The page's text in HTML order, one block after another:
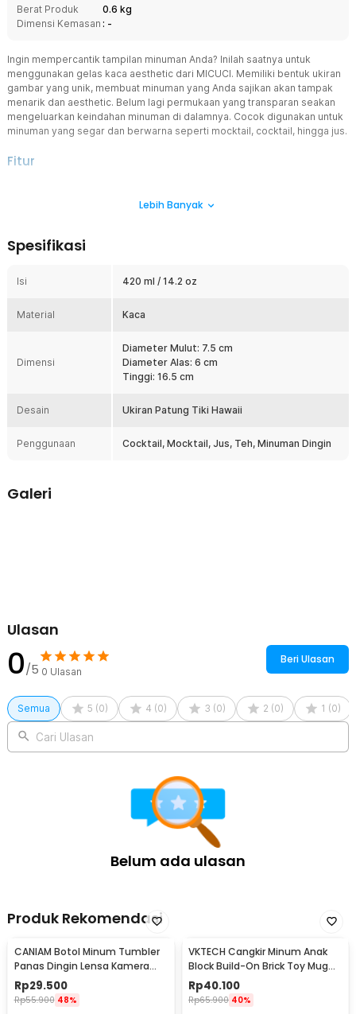
Berat Produk
0.6 kg
Dimensi Kemasan : -
Ingin mempercantik tampilan minuman Anda? Inilah saatnya untuk
menggunakan gelas kaca aesthetic dari MICUCI. Memiliki bentuk ukiran
gambar yang unik, membuat minuman yang Anda sajikan akan tampak
menarik dan aesthetic. Belum lagi permukaan yang transparan seakan
mengeluarkan keindahan minuman di dalamnya. Cocok digunakan untuk
minuman yang segar dan berwarna seperti mocktail, cocktail, hingga jus.
Fitur
Butuh gelas yang unik dan aesthetic untuk menikmati minuman
seperti pahatan patung tiki. Bentuknya yang unik ini menjadi nilai
Kaca Jernih Tampak Elegan
menonjolkan keindahan minuman di dalamnya sehingga cocok
bisa dengan mudah memeriksa kapasitas minuman yang tersisa
hanya dari luar gelas.
dengan cantik menggunakan gelas kaca aesthetic ini. Gelas ini
yang optimal dan tentunya tidak berlebihan untuk sajian minuman.
digunakan di berbagai suasana. Dapat digunakan sebagai gelas
Lebih Banyak
Spesifikasi
Isi 420 ml / 14.2 oz
Material Kaca
Dimensi
Diameter Mulut: 7.5 cm
Diameter Alas: 6 cm
Tinggi: 16.5 cm
Desain Ukiran Patung Tiki Hawaii
Penggunaan Cocktail, Mocktail, Jus, Teh, Minuman Dingin
Galeri
Ulasan
0/5 0 Ulasan
Beri Ulasan
Semua 5 (0) 4 (0) 3 (0) 2 (0) 1 (0)
Cari Ulasan
Belum ada ulasan
Produk Rekomendasi
CANIAM Botol Minum Tumbler
Panas Dingin Lensa Kamera
24-105mm 400ml
Rp29.500
Rp55.900 48%
VKTECH Cangkir Minum Anak
Block Build-On Brick Toy Mug
350ml - 936SN
Rp40.100
Rp65.900 40%